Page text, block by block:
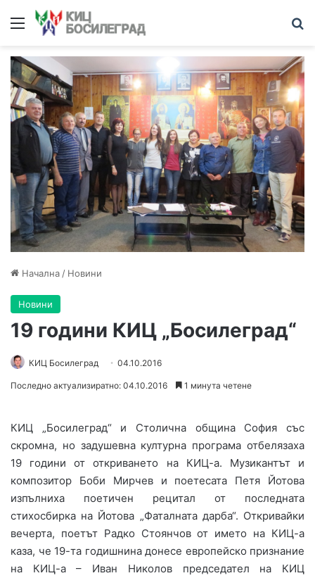
Меню
Начална / Новини
Новини
19 години КИЦ „Босилеград“
КИЦ Босилеград 04.10.2016
Последно актуализиратно: 04.10.2016 1 минута четене
КИЦ „Босилеград“ и Столична община София със
скромна, но задушевна културна програма отбелязаха
19 години от откриването на КИЦ-а. Музикантът и
композитор Боби Мирчев и поетесата Петя Йотова
изпълниха поетичен рецитал от последната
стихосбирка на Йотова „Фаталната дарба“. Откривайки
вечерта, поетът Радко Стоянчов от името на КИЦ-а
каза, че 19-та годишнина донесе европейско признание
на КИЦ-а – Иван Николов председател на КИЦ